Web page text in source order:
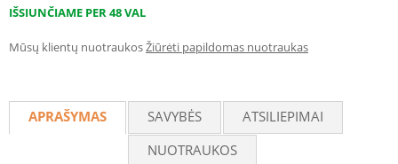
IŠSIUNČIAME PER 48 VAL
Mūsų klientų nuotraukosŽiūrėti papildomas nuotraukas
APRAŠYMAS SAVYBĖS
ATSILIEPIMAI
NUOTRAUKOS